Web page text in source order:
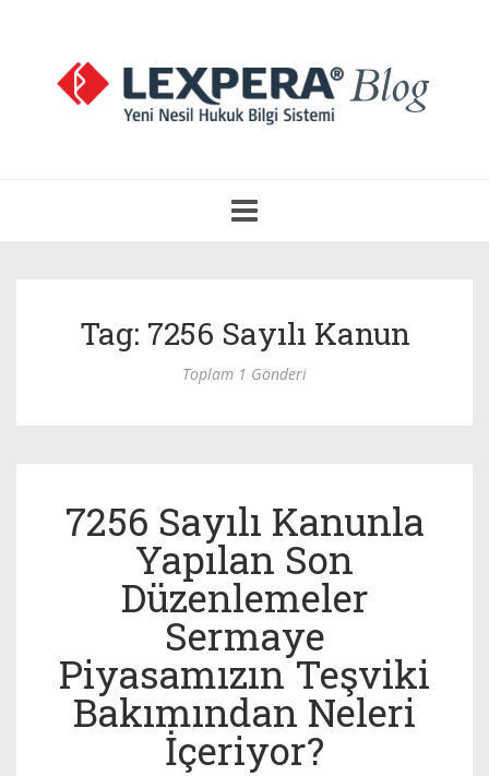
Aç
Tag: 7256 Sayılı Kanun
Toplam 1 Gönderi
7256 Sayılı Kanunla
Yapılan Son
Düzenlemeler
Sermaye
Piyasamızın Teşviki
Bakımından Neleri
İçeriyor?